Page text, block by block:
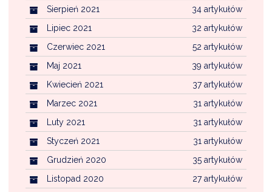
34 artykułów
Sierpień 2021
32 artykułów
Lipiec 2021
52 artykułów
Czerwiec 2021
39 artykułów
Maj 2021
37 artykułów
Kwiecień 2021
31 artykułów
Marzec 2021
31 artykułów
Luty 2021
31 artykułów
Styczeń 2021
35 artykułów
Grudzień 2020
27 artykułów
Listopad 2020